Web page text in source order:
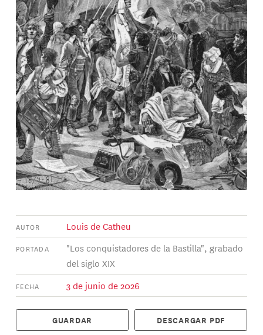
AUTOR Louis de Catheu
PORTADA
"Los conquistadores de la Bastilla", grabado
del siglo XIX
FECHA 3 de junio de 2026
GUARDAR DESCARGAR PDF